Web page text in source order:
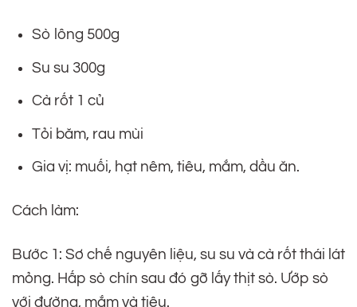
Sò lông 500g
Su su 300g
Cà rốt 1 củ
Tỏi băm, rau mùi
Gia vị: muối, hạt nêm, tiêu, mắm, dầu ăn.
Cách làm:
Bước 1: Sơ chế nguyên liệu, su su và cà rốt thái lát
mỏng. Hấp sò chín sau đó gỡ lấy thịt sò. Ướp sò
với đường, mắm và tiêu.